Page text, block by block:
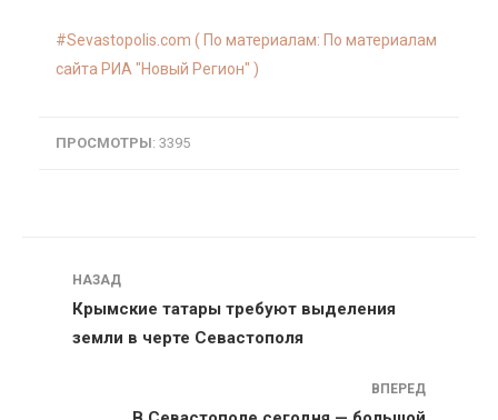
Sevastopolis.com ( По материалам: По материалам
сайта РИА "Новый Регион" )
ПРОСМОТРЫ: 3395
Навигация
НАЗАД
Крымские татары требуют выделения
земли в черте Севастополя
ВПЕРЕД